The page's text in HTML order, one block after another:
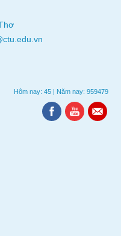
Hôm nay: 45 | Năm nay: 959479